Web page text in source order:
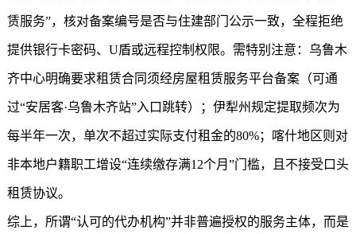
赁服务”，核对备案编号是否与住建部门公示一致，全程拒绝
提供银行卡密码、U盾或远程控制权限。需特别注意：乌鲁木
齐中心明确要求租赁合同须经房屋租赁服务平台备案（可通
过“安居客·乌鲁木齐站”入口跳转）；伊犁州规定提取频次为
每半年一次，单次不超过实际支付租金的80%；喀什地区则对
非本地户籍职工增设“连续缴存满12个月”门槛，且不接受口头
租赁协议。
综上，所谓“认可的代办机构”并非普遍授权的服务主体，而是